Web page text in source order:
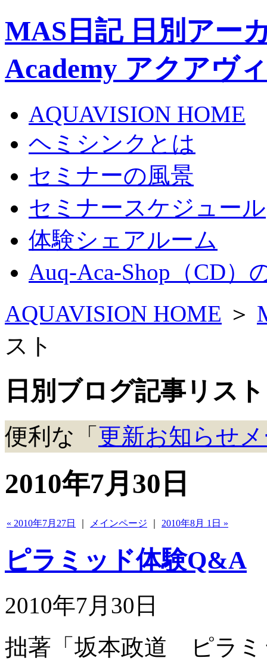
MAS日記 日別アー
Academy アクアヴ
AQUAVISION HOME
ヘミシンクとは
セミナーの風景
セミナースケジュール
体験シェアルーム
Auq-Aca-Shop（CD）
AQUAVISION HOME ＞
スト
日別ブログ記事リスト
便利な「 更新お知らせ
2010年7月30日
« 2010年7月27日 メインページ 2010年8月 1日 »
ピラミッド体験Q&A
2010年7月30日
拙著「坂本政道 ピラミ